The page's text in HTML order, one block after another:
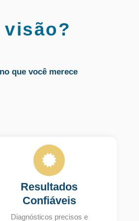
que você merece
Resultados
Confiáveis
Diagnósticos precisos e